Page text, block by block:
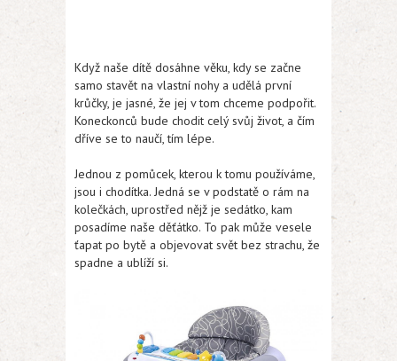
Když naše dítě dosáhne věku, kdy se začne
samo stavět na vlastní nohy a udělá první
krůčky, je jasné, že jej v tom chceme podpořit.
Koneckonců bude chodit celý svůj život, a čím
dříve se to naučí, tím lépe.
Jednou z pomůcek, kterou k tomu používáme,
jsou i chodítka. Jedná se v podstatě o rám na
kolečkách, uprostřed nějž je sedátko, kam
posadíme naše děťátko. To pak může vesele
ťapat po bytě a objevovat svět bez strachu, že
spadne a ublíží si.